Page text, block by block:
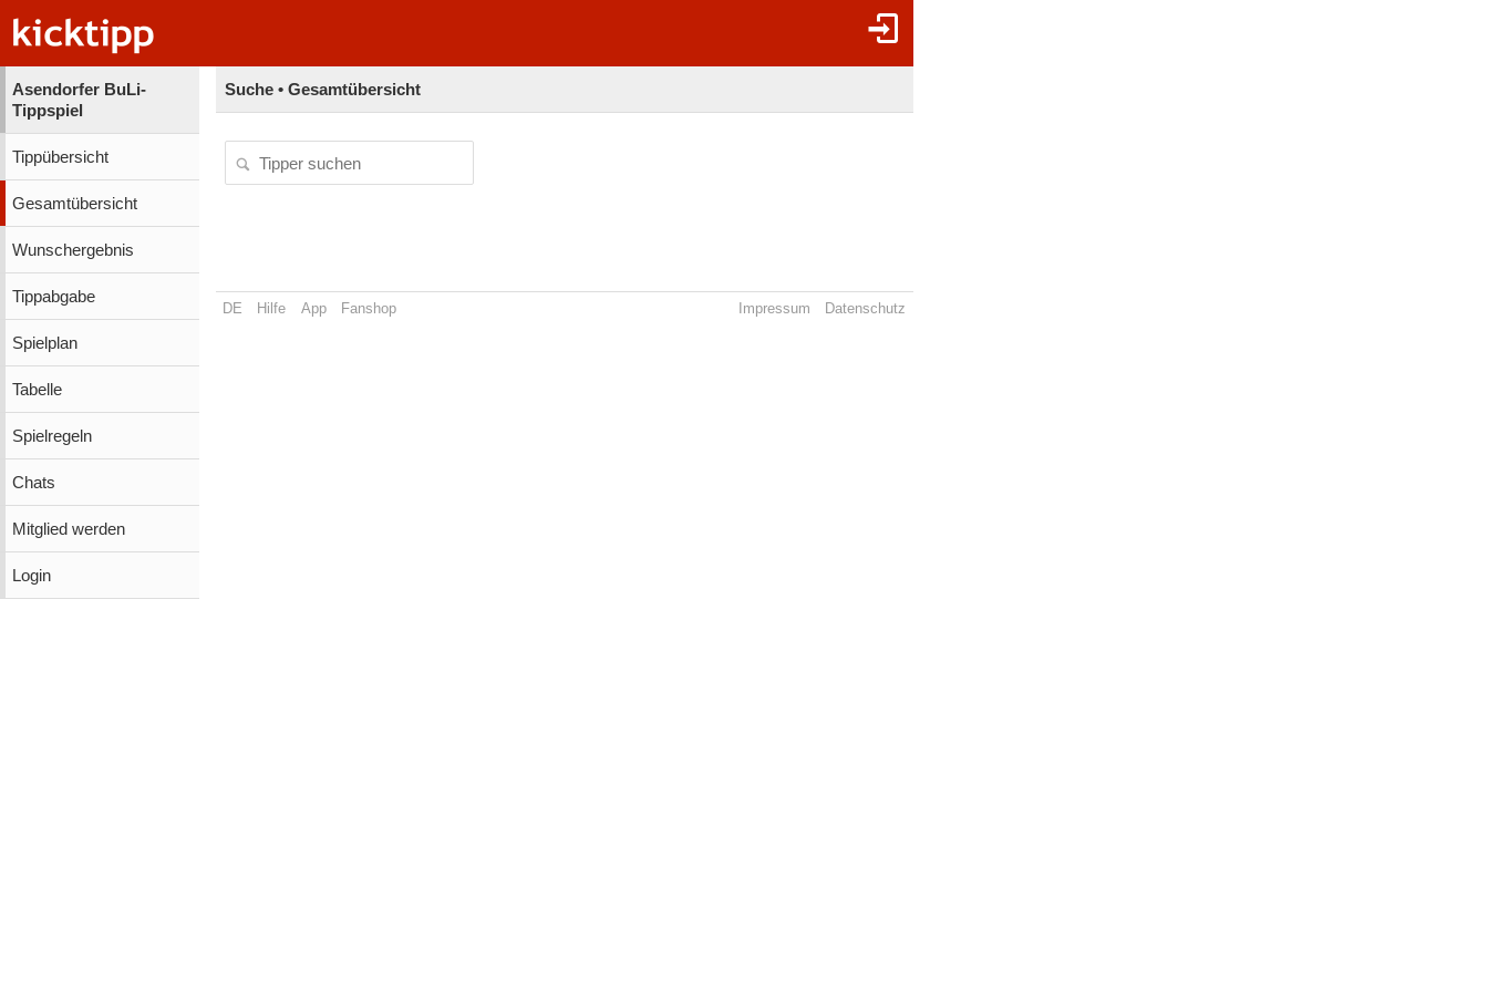
Asendorfer BuLi-
Tippspiel
Tippübersicht
Gesamtübersicht
Wunschergebnis
Tippabgabe
Spielplan
Tabelle
Spielregeln
Chats
Mitglied werden
Login
Suche • Gesamtübersicht
DE Hilfe App Fanshop Impressum Datenschutz